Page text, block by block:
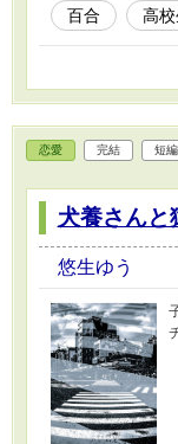
百合 高
恋愛 完結 短編
犬養さんと
悠生ゆう